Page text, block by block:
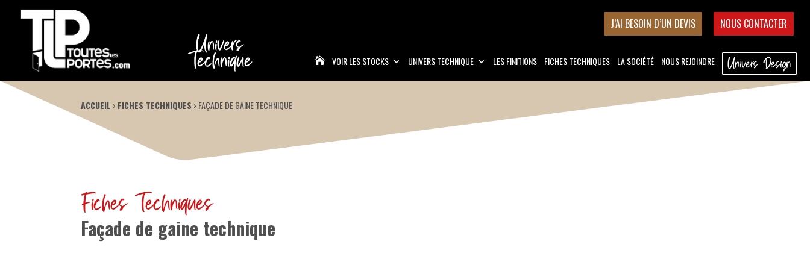
Univers
Technique
J’AI BESOIN D’UN DEVIS NOUS CONTACTER
 VOIR LES STOCKS UNIVERS TECHNIQUE LES FINITIONS FICHES TECHNIQUES LA SOCIÉTÉ NOUS REJOINDRE Univers Design
ACCUEIL › FICHES TECHNIQUES › FAÇADE DE GAINE TECHNIQUE
Fiches Techniques
Façade de gaine technique